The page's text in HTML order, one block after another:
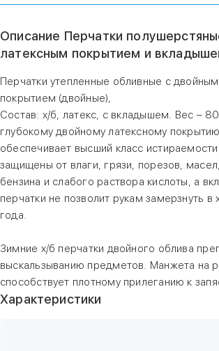
Описание Перчатки
латексным покрытием и
Перчатки утепленные обливные с
покрытием (двойные),
Состав: х/б, латекс, с вкладышем. Вес –
глубокому двойному латексному
обеспечивает высший класс
защищены от влаги, грязи, порезов,
бензина и слабого раствора кислоты, а
перчатки не позволит рукам замерзнуть
года.
Зимние х/б перчатки двойного облива
выскальзыванию предметов. Манжета на
способствует плотному прилеганию к
Характеристики